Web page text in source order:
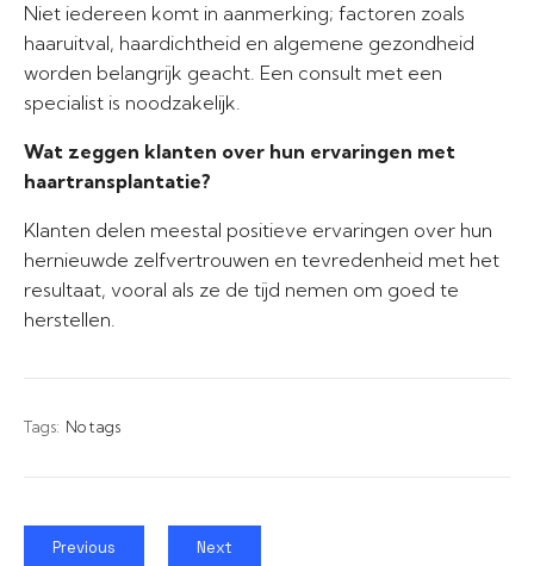
Niet iedereen komt in aanmerking; factoren zoals
haaruitval, haardichtheid en algemene gezondheid
worden belangrijk geacht. Een consult met een
specialist is noodzakelijk.
Wat zeggen klanten over hun ervaringen met
haartransplantatie?
Klanten delen meestal positieve ervaringen over hun
hernieuwde zelfvertrouwen en tevredenheid met het
resultaat, vooral als ze de tijd nemen om goed te
herstellen.
Tags: No tags
Previous Next